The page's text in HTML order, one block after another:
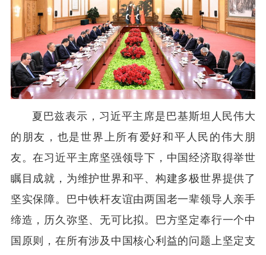
夏巴兹表示，习近平主席是巴基斯坦人民伟大
的朋友，也是世界上所有爱好和平人民的伟大朋
友。在习近平主席坚强领导下，中国经济取得举世
瞩目成就，为维护世界和平、构建多极世界提供了
坚实保障。巴中铁杆友谊由两国老一辈领导人亲手
缔造，历久弥坚、无可比拟。巴方坚定奉行一个中
国原则，在所有涉及中国核心利益的问题上坚定支